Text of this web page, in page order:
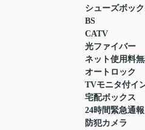
シューズボッ
BS
CATV
光ファイバー
ネット使用料
オートロック
TVモニタ付イ
宅配ボックス
24時間緊急通
防犯カメラ